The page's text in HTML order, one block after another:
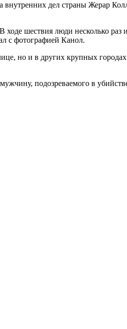
дел страны Жерар
шествия люди несколько
с фотографией Канол.
но и в других крупных
подозреваемого в